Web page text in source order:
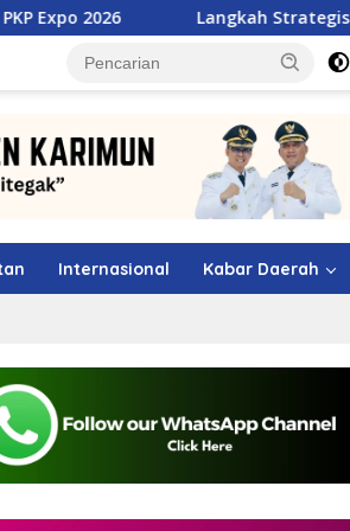
Langkah Strategis TMP Batam,
Internasional Kabar Daerah